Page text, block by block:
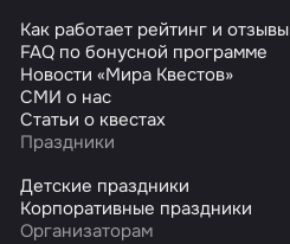
Как работает рейтинг и отзывы
FAQ по бонусной программе
Новости «Мира Квестов»
СМИ о нас
Статьи о квестах
Праздники
Детские праздники
Корпоративные праздники
Организаторам